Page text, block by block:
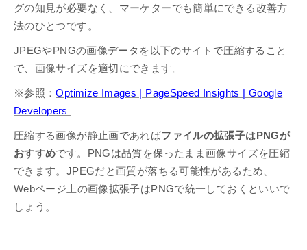
グの知見が必要なく、マーケターでも簡単にできる改善方
法のひとつです。
JPEGやPNGの画像データを以下のサイトで圧縮すること
で、画像サイズを適切にできます。
※参照：Optimize Images | PageSpeed Insights | Google
Developers
圧縮する画像が静止画であればファイルの拡張子はPNGが
おすすめです。PNGは品質を保ったまま画像サイズを圧縮
できます。JPEGだと画質が落ちる可能性があるため、
Webページ上の画像拡張子はPNGで統一しておくといいで
しょう。